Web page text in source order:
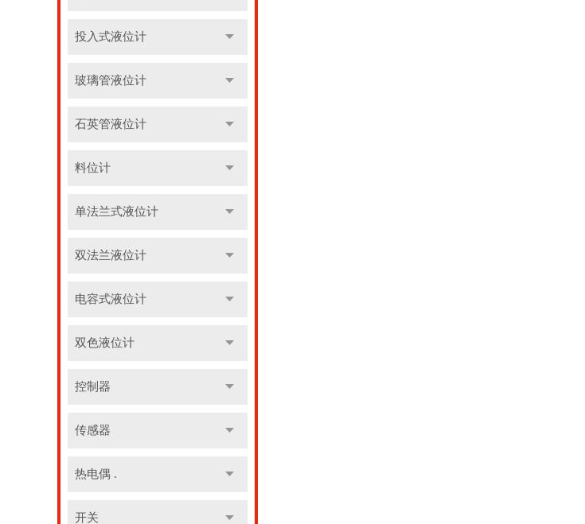
投入式液位计
玻璃管液位计
石英管液位计
料位计
单法兰式液位计
双法兰液位计
电容式液位计
双色液位计
控制器
传感器
热电偶 .
开关